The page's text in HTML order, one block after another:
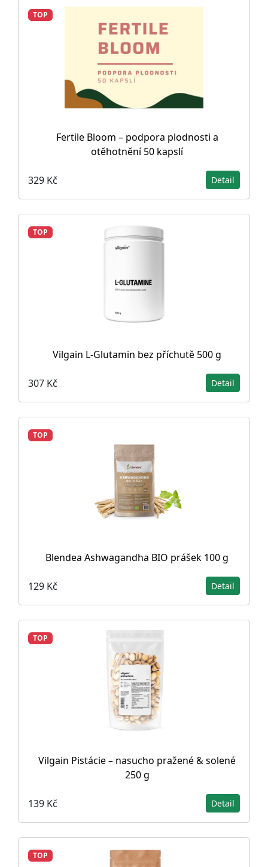
TOP
Fertile Bloom – podpora plodnosti a
otěhotnění 50 kapslí
329 Kč Detail
TOP
Vilgain L-Glutamin bez příchutě 500 g
307 Kč Detail
TOP
Blendea Ashwagandha BIO prášek 100 g
129 Kč Detail
TOP
Vilgain Pistácie – nasucho pražené & solené
250 g
139 Kč Detail
TOP